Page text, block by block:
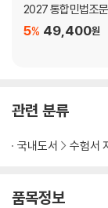
2027 통합민법조문
49,400원
5%
관련 분류
국내도서 수험서
품목정보